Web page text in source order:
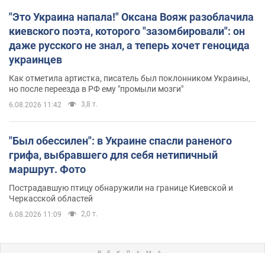
"Это Украина напала!" Оксана Вояж разоблачила
киевского поэта, которого "зазомбировали": он
даже русского не знал, а теперь хочет геноцида
украинцев
Как отметила артистка, писатель был поклонником Украины,
но после переезда в РФ ему "промыли мозги"
6.08.2026 11:42 3,8 т.
"Был обессилен": в Украине спасли раненого
грифа, выбравшего для себя нетипичный
маршрут. Фото
Пострадавшую птицу обнаружили на границе Киевской и
Черкасской областей
6.08.2026 11:09 2,0 т.